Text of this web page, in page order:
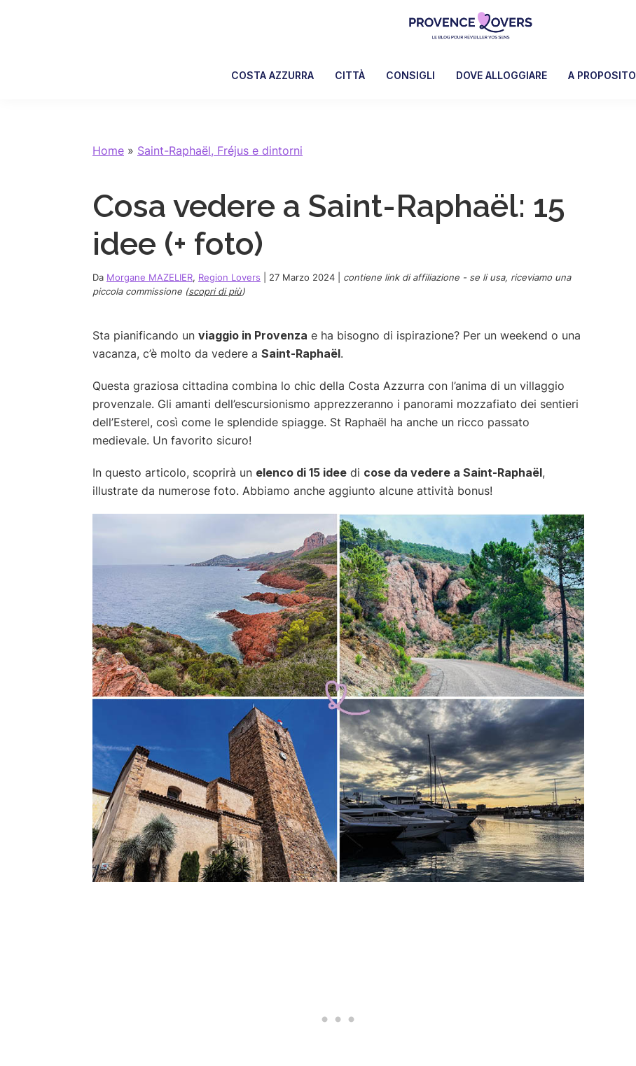
Lovers
risvegliare
blog
de
Manu
COSTA AZZURRA CITTÀ CONSIGLI DOVE ALLOGGIARE A PROPOSITO
Home » Saint-Raphaël, Fréjus e dintorni
Cosa vedere a Saint-Raphaël: 15
idee (+ foto)
Da Morgane MAZELIER, Region Lovers 27 Marzo 2024
contiene link di affiliazione - se li usa, riceviamo una
piccola commissione (scopri di più)
Sta pianificando un viaggio in Provenza e ha bisogno di ispirazione? Per un weekend o una
vacanza, c’è molto da vedere a Saint-Raphaël.
Questa graziosa cittadina combina lo chic della Costa Azzurra con l’anima di un villaggio
provenzale. Gli amanti dell’escursionismo apprezzeranno i panorami mozzafiato dei sentieri
dell’Esterel, così come le splendide spiagge. St Raphaël ha anche un ricco passato
medievale. Un favorito sicuro!
In questo articolo, scoprirà un elenco di 15 idee di cose da vedere a Saint-Raphaël,
illustrate da numerose foto. Abbiamo anche aggiunto alcune attività bonus!